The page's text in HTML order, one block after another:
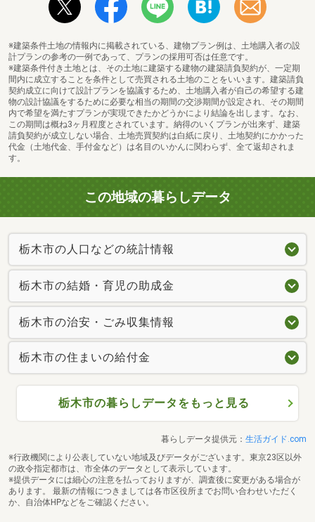
※建築条件土地の情報内に掲載されている、建物プラン例は、土地購入者の設
計プランの参考の一例であって、プランの採用可否は任意です。
※建築条件付き土地とは、その土地に建築する建物の建築請負契約が、一定期
間内に成立することを条件として売買される土地のことをいいます。建築請負
契約成立に向けて設計プランを協議するため、土地購入者が自己の希望する建
物の設計協議をするために必要な相当の期間の交渉期間が設定され、その期間
内で希望を満たすプランが実現できたかどうかにより結論を出します。なお、
この期間は概ね3ヶ月程度とされています。納得のいくプランが出来ず、建築
請負契約が成立しない場合、土地売買契約は白紙に戻り、土地契約にかかった
代金（土地代金、手付金など）は名目のいかんに関わらず、全て返却されま
す。
この地域の暮らしデータ
栃木市の人口などの統計情報
栃木市の結婚・育児の助成金
栃木市の治安・ごみ収集情報
栃木市の住まいの給付金
栃木市の暮らしデータをもっと見る
暮らしデータ提供元： 生活ガイド.com
※行政機関により公表していない地域及びデータがございます。東京23区以外
の政令指定都市は、市全体のデータとして表示しています。
※提供データには細心の注意を払っておりますが、調査後に変更がある場合が
あります。 最新の情報につきましては各市区役所までお問い合わせいただく
か、自治体HPなどをご確認ください。